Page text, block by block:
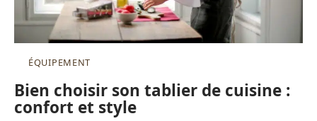
ÉQUIPEMENT
Bien choisir son tablier de cuisine :
confort et style